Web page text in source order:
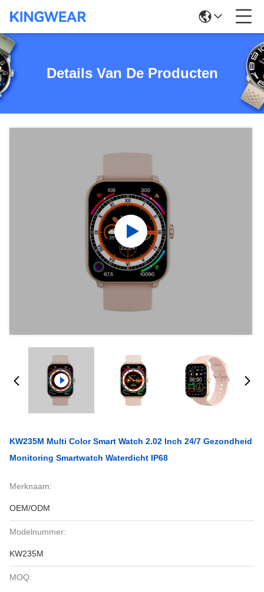
Details Van De Producten
KW235M Multi Color Smart Watch 2.02 Inch 24/7 Gezondheid
Monitoring Smartwatch Waterdicht IP68
Merknaam:
OEM/ODM
Modelnummer:
KW235M
MOQ: